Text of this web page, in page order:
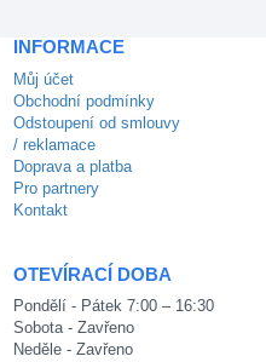
INFORMACE
Můj účet
Obchodní podmínky
Odstoupení od smlouvy
/ reklamace
Doprava a platba
Pro partnery
Kontakt
OTEVÍRACÍ DOBA
Pondělí - Pátek 7:00 – 16:30
Sobota - Zavřeno
Neděle - Zavřeno